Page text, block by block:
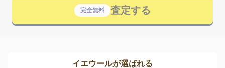
完全無料 査定する
イエウールが選ばれる